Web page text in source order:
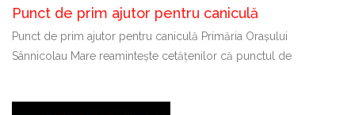
Punct de prim ajutor pentru caniculă
Punct de prim ajutor pentru caniculă Primăria Orașului
Sânnicolau Mare reamintește cetățenilor că punctul de